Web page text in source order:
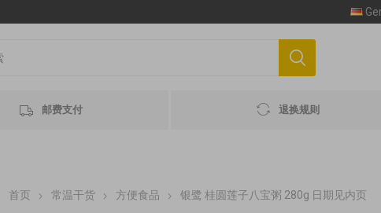
邮费支付 退换规则
首页 常温干货 方便食品 银鹭 桂圆莲子八宝粥 280g 日期见内页